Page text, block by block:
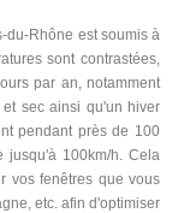
du-Rhône est soumis à
sont contrastées,
par an, notamment
sec ainsi qu'un hiver
pendant près de 100
jusqu'à 100km/h. Cela
vos fenêtres que vous
etc. afin d'optimiser